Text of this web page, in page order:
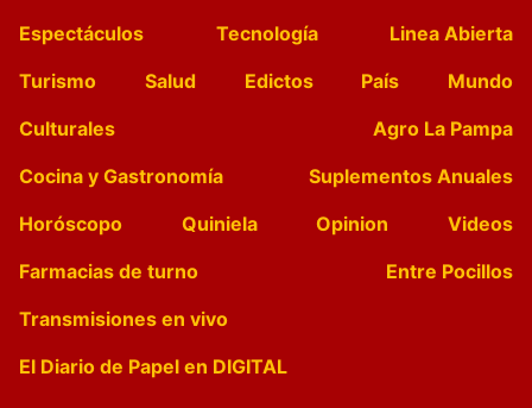
Espectáculos
Tecnología
Linea Abierta
Turismo
Salud Edictos País
Mundo
Culturales
Agro La Pampa
Cocina y Gastronomía
Suplementos Anuales
Horóscopo
Quiniela Opinion
Videos
Farmacias de turno
Entre Pocillos
Transmisiones en vivo
El Diario de Papel en DIGITAL